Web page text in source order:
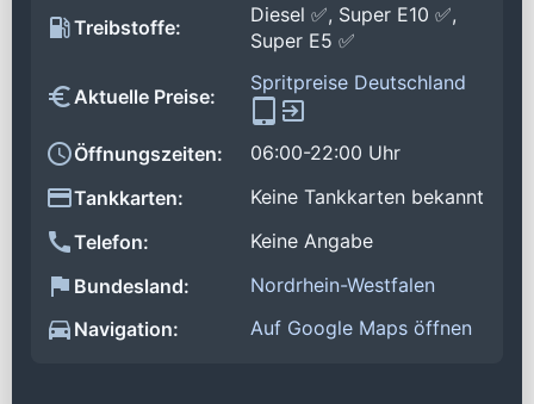
Treibstoffe:
Diesel ✅, Super E10 ✅,
Super E5 ✅
Aktuelle Preise:
Spritpreise Deutschland
Öffnungszeiten:
06:00-22:00 Uhr
Tankkarten:
Keine Tankkarten bekannt
Telefon:
Keine Angabe
Bundesland:
Nordrhein-Westfalen
Navigation:
Auf Google Maps öffnen